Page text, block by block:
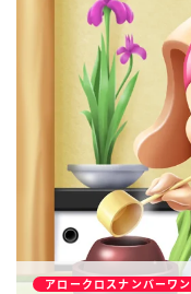
アロークロスナンバーワン